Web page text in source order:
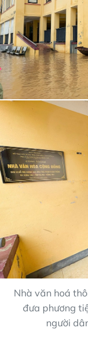
Nhà văn hoá
đưa phương
người